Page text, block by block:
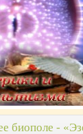
биополе -